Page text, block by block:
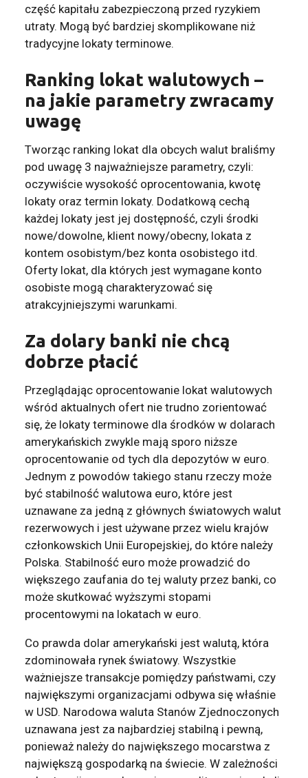
część kapitału zabezpieczoną przed ryzykiem
utraty. Mogą być bardziej skomplikowane niż
tradycyjne lokaty terminowe.
Ranking lokat walutowych –
na jakie parametry zwracamy
uwagę
Tworząc ranking lokat dla obcych walut braliśmy
pod uwagę 3 najważniejsze parametry, czyli:
oczywiście wysokość oprocentowania, kwotę
lokaty oraz termin lokaty. Dodatkową cechą
każdej lokaty jest jej dostępność, czyli środki
nowe/dowolne, klient nowy/obecny, lokata z
kontem osobistym/bez konta osobistego itd.
Oferty lokat, dla których jest wymagane konto
osobiste mogą charakteryzować się
atrakcyjniejszymi warunkami.
Za dolary banki nie chcą
dobrze płacić
Przeglądając oprocentowanie lokat walutowych
wśród aktualnych ofert nie trudno zorientować
się, że lokaty terminowe dla środków w dolarach
amerykańskich zwykle mają sporo niższe
oprocentowanie od tych dla depozytów w euro.
Jednym z powodów takiego stanu rzeczy może
być stabilność walutowa euro, które jest
uznawane za jedną z głównych światowych walut
rezerwowych i jest używane przez wielu krajów
członkowskich Unii Europejskiej, do które należy
Polska. Stabilność euro może prowadzić do
większego zaufania do tej waluty przez banki, co
może skutkować wyższymi stopami
procentowymi na lokatach w euro.
Co prawda dolar amerykański jest walutą, która
zdominowała rynek światowy. Wszystkie
ważniejsze transakcje pomiędzy państwami, czy
największymi organizacjami odbywa się właśnie
w USD. Narodowa waluta Stanów Zjednoczonych
uznawana jest za najbardziej stabilną i pewną,
ponieważ należy do największego mocarstwa z
największą gospodarką na świecie. W zależności